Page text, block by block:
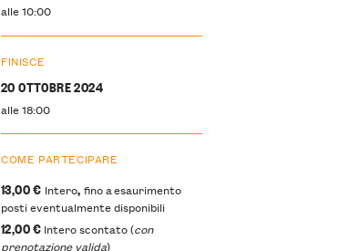
alle 10:00
FINISCE
20 OTTOBRE 2024
alle 18:00
COME PARTECIPARE
13,00 € Intero,fino a esaurimento
posti eventualmente disponibili
12,00 € Intero scontato (con
prenotazione valida)